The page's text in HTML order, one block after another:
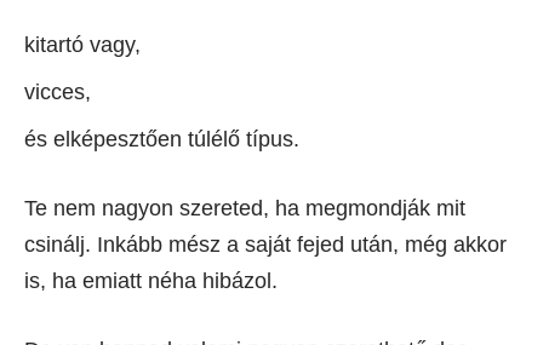
kitartó vagy,
vicces,
és elképesztően túlélő típus.
Te nem nagyon szereted, ha megmondják mit
csinálj. Inkább mész a saját fejed után, még akkor
is, ha emiatt néha hibázol.